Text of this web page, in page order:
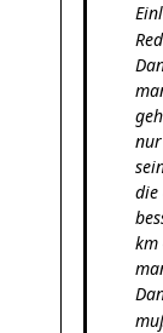
die
km